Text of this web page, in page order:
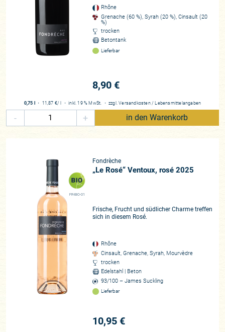
Rhône
Grenache (60 %), Syrah (20 %), Cinsault (20
%)
trocken
Betontank
Lieferbar
8,90 €
0,75 l ・ 11,87 €/ l ・inkl. 19 % MwSt. ・ zzgl.Versandkosten / Lebensmittelangaben
- + in den Warenkorb
FR-BIO-01
Fondrèche
„Le Rosé“ Ventoux, rosé 2025
Frische, Frucht und südlicher Charme treffen
sich in diesem Rosé.
Rhône
Cinsault, Grenache, Syrah, Mourvèdre
trocken
Edelstahl | Beton
93/100 – James Suckling
Lieferbar
10,95 €